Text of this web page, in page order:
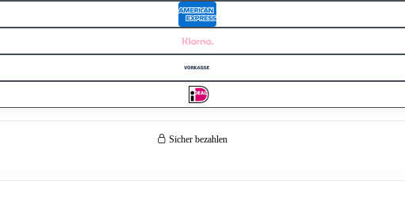
Sicher bezahlen